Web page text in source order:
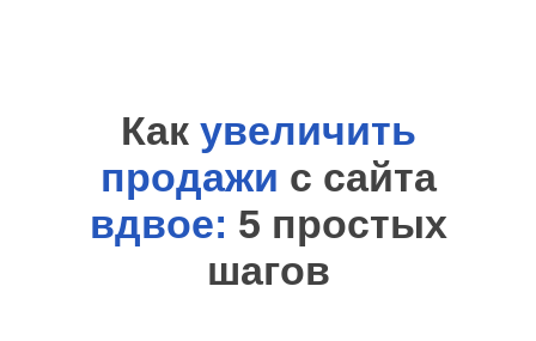
Как увеличить
продажи с сайта
вдвое: 5 простых
шагов